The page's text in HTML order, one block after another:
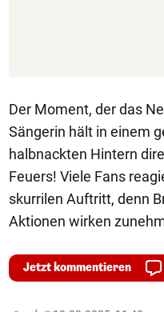
Der Moment, der das
Sängerin hält in einem
halbnackten Hintern
Feuers! Viele Fans
skurrilen Auftritt, denn
Aktionen wirken
Jetzt kommentieren